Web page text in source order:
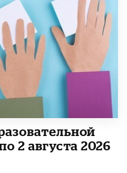
2 августа 2026